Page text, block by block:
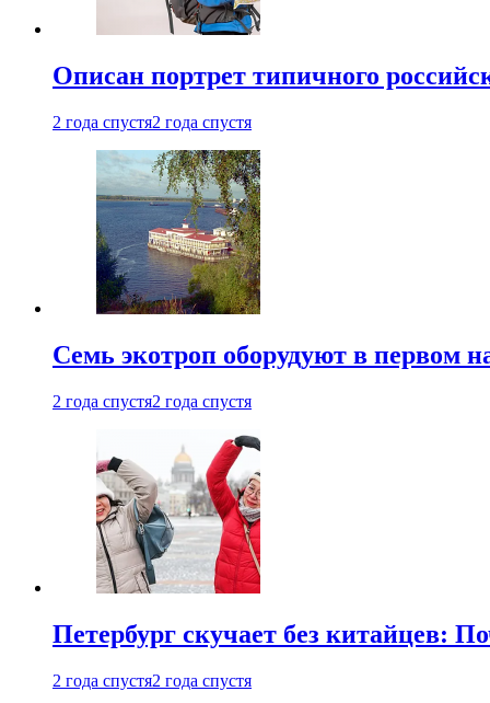
Описан портрет типичного
2 года спустя2 года спустя
Семь экотроп оборудуют в первом
2 года спустя2 года спустя
Петербург скучает без китайцев:
2 года спустя2 года спустя